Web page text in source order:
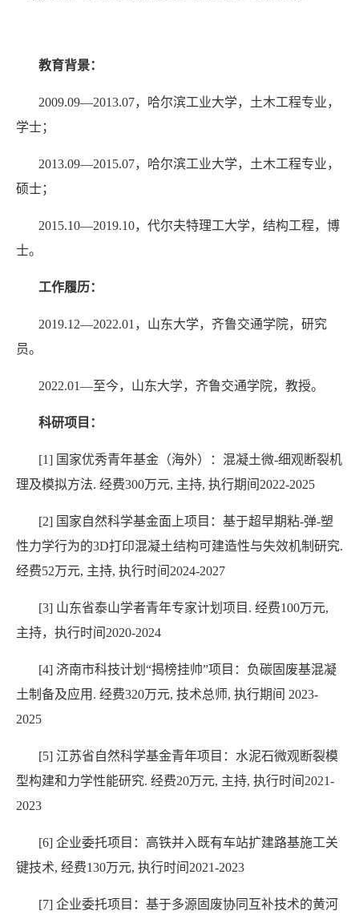
教育背景：
2009.09—2013.07，哈尔滨工业大学，土木工程专业，
学士；
2013.09—2015.07，哈尔滨工业大学，土木工程专业，
硕士；
2015.10—2019.10，代尔夫特理工大学，结构工程，博
士。
工作履历：
2019.12—2022.01 ， 山东大学，齐鲁交通学院，研究
员。
2022.01—至今，山东大学，齐鲁交通学院，教授。
科研项目：
[1] 国家优秀青年基金（海外）：混凝土微-细观断裂机
理及模拟方法. 经费300万元, 主持, 执行期间 2022-2025
[2] 国家自然科学基金面上项目：基于超早期粘-弹-塑
性力学行为的3D打印混凝土结构可建造性与失效机制研究.
经费52万元, 主持, 执行时间 2024-2027
[3] 山东省泰山学者青年专家计划项目 . 经费100万元,
主持，执行时间 2020-2024
[4] 济南市科技计划“揭榜挂帅”项目：负碳固废基混凝
土制备及应用 . 经费320万元, 技术总师, 执行期间 2023-
2025
[5] 江苏省自然科学基金青年项目：水泥石微观断裂模
型构建和力学性能研究. 经费20万元, 主持, 执行时间 2021-
2023
[6] 企业委托项目：高铁并入既有车站扩建路基施工关
键技术, 经费130万元, 执行时间 2021-2023
[7] 企业委托项目：基于多源固废协同互补技术的黄河